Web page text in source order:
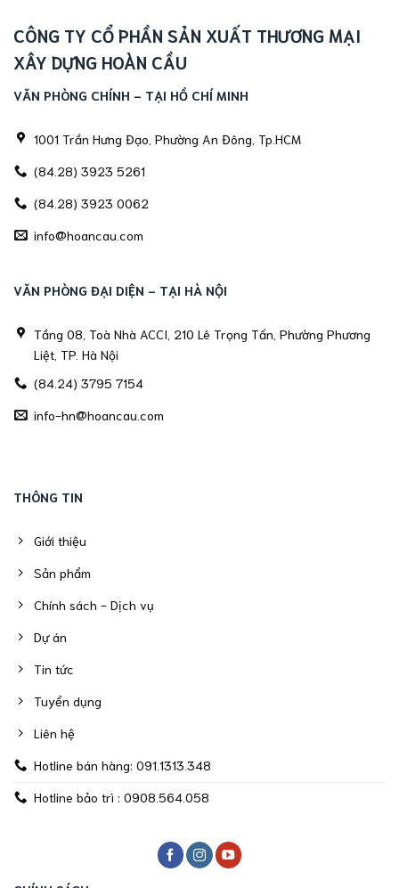
CÔNG TY CỔ PHẦN SẢN XUẤT THƯƠNG MẠI
XÂY DỰNG HOÀN CẦU
VĂN PHÒNG CHÍNH - TẠI HỒ CHÍ MINH
1001 Trần Hưng Đạo, Phường An Đông, Tp.HCM
(84.28) 3923 5261
(84.28) 3923 0062
info@hoancau.com
VĂN PHÒNG ĐẠI DIỆN - TẠI HÀ NỘI
Tầng 08, Toà Nhà ACCI, 210 Lê Trọng Tấn, Phường Phương
Liệt, TP. Hà Nội
(84.24) 3795 7154
info-hn@hoancau.com
THÔNG TIN
Giới thiệu
Sản phẩm
Chính sách - Dịch vụ
Dự án
Tin tức
Tuyển dụng
Liên hệ
Hotline bán hàng: 091.1313.348
Hotline bảo trì : 0908.564.058